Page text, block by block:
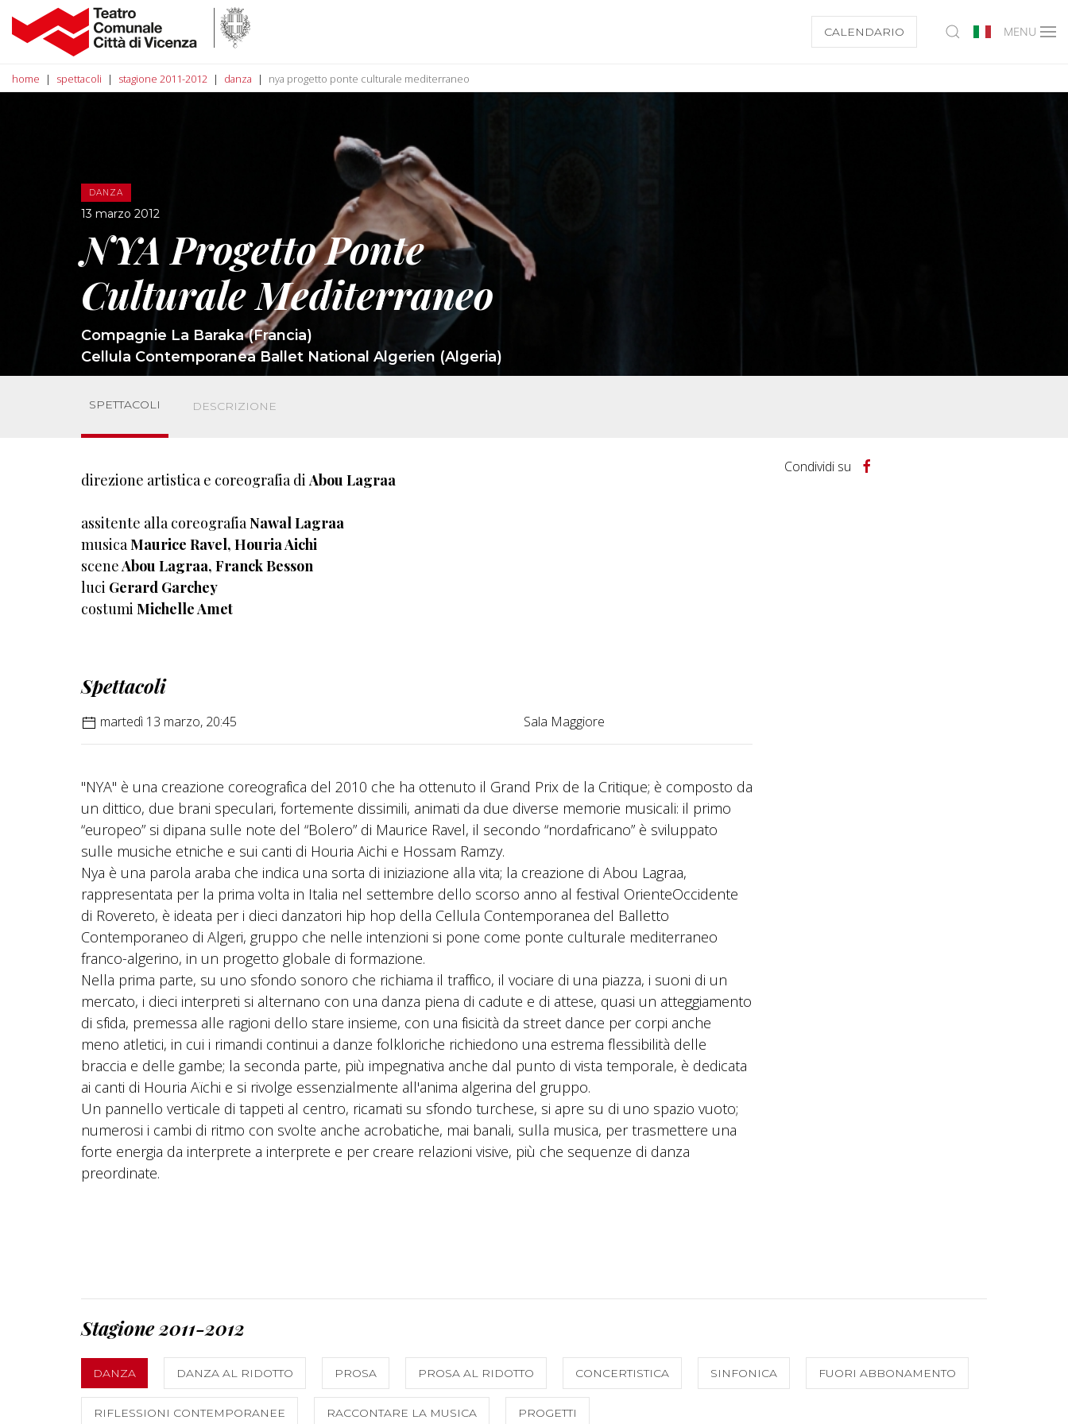
CALENDARIO MENU
home spettacoli stagione 2011-2012 danza nya progetto ponte culturale mediterraneo
DANZA
13 marzo 2012
NYA Progetto Ponte
Culturale Mediterraneo
Compagnie La Baraka (Francia)
Cellula Contemporanea Ballet National Algerien (Algeria)
SPETTACOLI DESCRIZIONE
direzione artistica e coreografia diAbou Lagraa
assitente alla coreografiaNawal Lagraa
musicaMaurice Ravel, Houria Aichi
sceneAbou Lagraa, Franck Besson
luci Gerard Garchey
costumi Michelle Amet
Spettacoli
martedì 13 marzo, 20:45 Sala Maggiore
"NYA" è una creazione coreografica del 2010 che ha ottenuto il Grand Prix de la Critique; è composto da
un dittico, due brani speculari, fortemente dissimili, animati da due diverse memorie musicali: il primo
“europeo” si dipana sulle note del “Bolero” di Maurice Ravel, il secondo “nordafricano” è sviluppato
sulle musiche etniche e sui canti di Houria Aichi e Hossam Ramzy.
Nya è una parola araba che indica una sorta di iniziazione alla vita; la creazione di Abou Lagraa,
rappresentata per la prima volta in Italia nel settembre dello scorso anno al festival OrienteOccidente
di Rovereto, è ideata per i dieci danzatori hip hop della Cellula Contemporanea del Balletto
Contemporaneo di Algeri, gruppo che nelle intenzioni si pone come ponte culturale mediterraneo
franco-algerino, in un progetto globale di formazione.
Nella prima parte, su uno sfondo sonoro che richiama il traffico, il vociare di una piazza, i suoni di un
mercato, i dieci interpreti si alternano con una danza piena di cadute e di attese, quasi un atteggiamento
di sfida, premessa alle ragioni dello stare insieme, con una fisicità da street dance per corpi anche
meno atletici, in cui i rimandi continui a danze folkloriche richiedono una estrema flessibilità delle
braccia e delle gambe; la seconda parte, più impegnativa anche dal punto di vista temporale, è dedicata
ai canti di Houria Aïchi e si rivolge essenzialmente all'anima algerina del gruppo.
Un pannello verticale di tappeti al centro, ricamati su sfondo turchese, si apre su di uno spazio vuoto;
numerosi i cambi di ritmo con svolte anche acrobatiche, mai banali, sulla musica, per trasmettere una
forte energia da interprete a interprete e per creare relazioni visive, più che sequenze di danza
preordinate.
Condividi su
Stagione 2011-2012
DANZA DANZA AL RIDOTTO PROSA PROSA AL RIDOTTO CONCERTISTICA SINFONICA FUORI ABBONAMENTO
RIFLESSIONI CONTEMPORANEE RACCONTARE LA MUSICA PROGETTI